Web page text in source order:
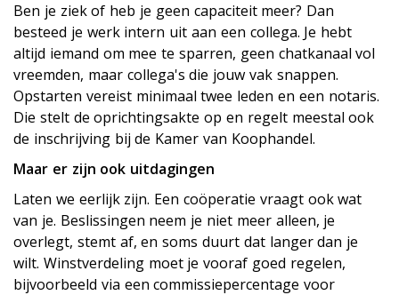
Ben je ziek of heb je geen capaciteit meer? Dan
besteed je werk intern uit aan een collega. Je hebt
altijd iemand om mee te sparren, geen chatkanaal vol
vreemden, maar collega's die jouw vak snappen.
Opstarten vereist minimaal twee leden en een notaris.
Die stelt de oprichtingsakte op en regelt meestal ook
de inschrijving bij de Kamer van Koophandel.
Maar er zijn ook uitdagingen
Laten we eerlijk zijn. Een coöperatie vraagt ook wat
van je. Beslissingen neem je niet meer alleen, je
overlegt, stemt af, en soms duurt dat langer dan je
wilt. Winstverdeling moet je vooraf goed regelen,
bijvoorbeeld via een commissiepercentage voor